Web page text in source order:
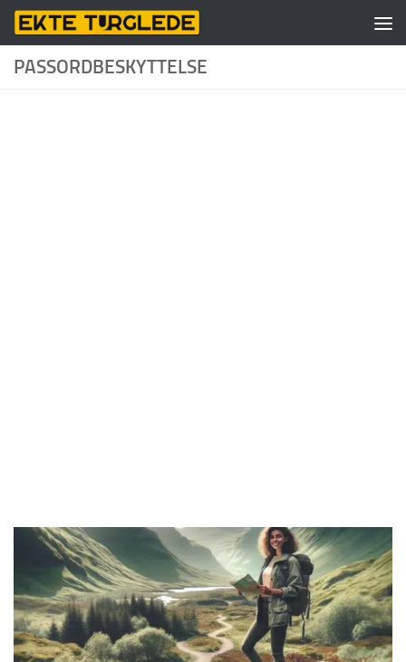
Skip to content
PASSORDBESKYTTELSE